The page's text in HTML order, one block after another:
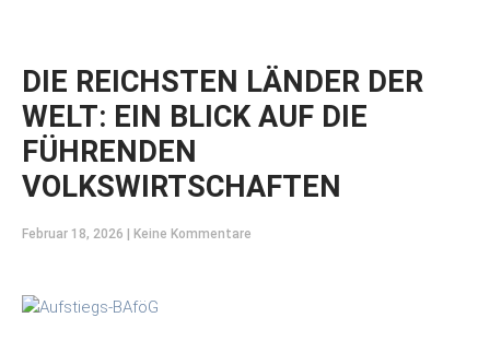
DIE REICHSTEN LÄNDER DER
WELT: EIN BLICK AUF DIE
FÜHRENDEN
VOLKSWIRTSCHAFTEN
Februar 18, 2026 Keine Kommentare